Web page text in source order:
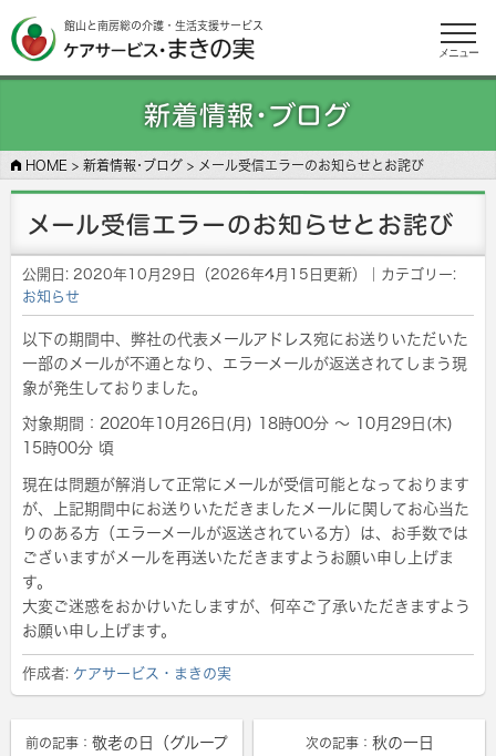
館山と南房総の介護・生活支援サービス
メニュー
新着情報･ブログ
HOME > 新着情報･ブログ > メール受信エラーのお知らせとお詫び
メール受信エラーのお知らせとお詫び
公開日: 2020年10月29日 （2026年4月15日更新）
｜カテゴリー:
お知らせ
以下の期間中、弊社の代表メールアドレス宛にお送りいただいた
一部のメールが不通となり、エラーメールが返送されてしまう現
象が発生しておりました。
対象期間：2020年10月26日(月) 18時00分 ～ 10月29日(木)
15時00分 頃
現在は問題が解消して正常にメールが受信可能となっております
が、上記期間中にお送りいただきましたメールに関してお心当た
りのある方（エラーメールが返送されている方）は、お手数では
ございますがメールを再送いただきますようお願い申し上げま
す。
大変ご迷惑をおかけいたしますが、何卒ご了承いただきますよう
お願い申し上げます。
作成者: ケアサービス・まきの実
前の記事： 敬老の日（グループ
次の記事： 秋の一日